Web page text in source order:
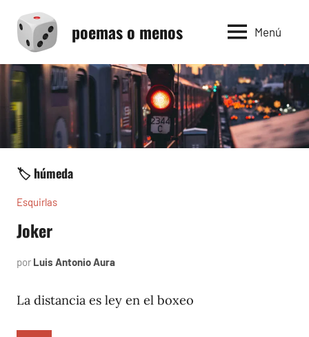
contenido
poemas o menos Menú
🏷️ húmeda
Esquirlas
Joker
por Luis Antonio Aura
2023
La distancia es ley en el boxeo